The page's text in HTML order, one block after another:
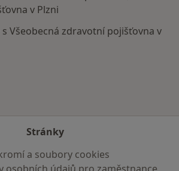
v Plzni
Všeobecná zdravotní pojišťovna v
Stránky
a soubory cookies